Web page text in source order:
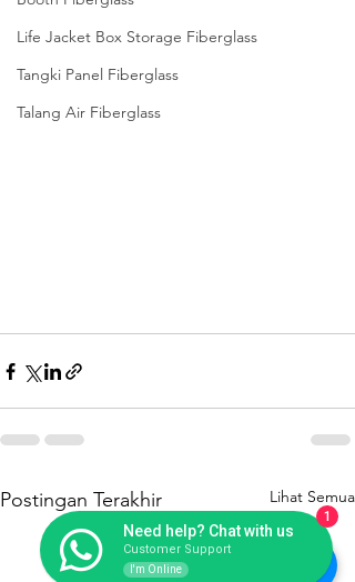
Life Jacket Box Storage Fiberglass
Tangki Panel Fiberglass
Talang Air Fiberglass
Postingan Terakhir Lihat Semua
Need help? Chat with us
Customer Support
I'm Online
1